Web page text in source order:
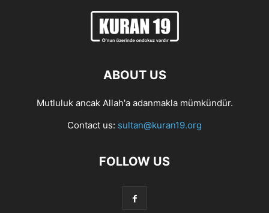
ABOUT US
Mutluluk ancak Allah'a adanmakla mümkündür.
Contact us: sultan@kuran19.org
FOLLOW US